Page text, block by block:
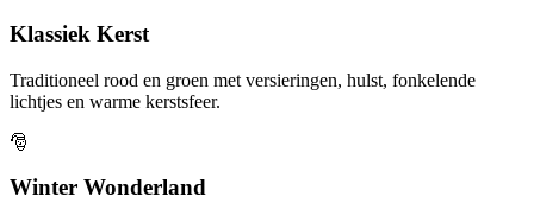
Klassiek Kerst
Traditioneel rood en groen met versieringen, hulst, fonkelende
lichtjes en warme kerstsfeer.
🎅
Winter Wonderland